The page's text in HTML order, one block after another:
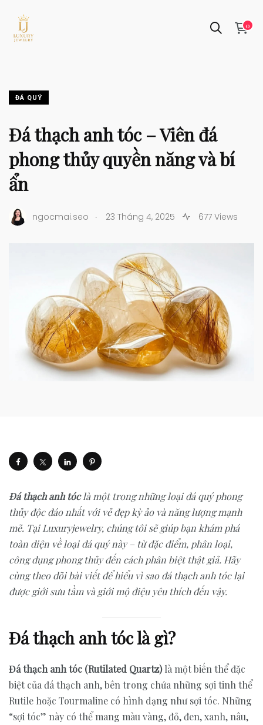
0
ĐÁ QUÝ
Đá thạch anh tóc – Viên đá
phong thủy quyền năng và bí
ẩn
ngocmai.seo . 23 Tháng 4, 2025 677 Views
Đá thạch anh tóclà một trong những loại đá quý phong
thủy độc đáo nhất với vẻ đẹp kỳ ảo và năng lượng mạnh
mẽ. Tại Luxuryjewelry, chúng tôi sẽ giúp bạn khám phá
toàn diện về loại đá quý này – từ đặc điểm, phân loại,
công dụng phong thủy đến cách phân biệt thật giả. Hãy
cùng theo dõi bài viết để hiểu vì sao đá thạch anh tóc lại
được giới sưu tầm và giới mộ điệu yêu thích đến vậy.
Đá thạch anh tóc là gì?
Đá thạch anh tóc (Rutilated Quartz)là một biến thể đặc
biệt của đá thạch anh, bên trong chứa những sợi tinh thể
Rutile hoặc Tourmaline có hình dạng như sợi tóc. Những
“sợi tóc” này có thể mang màu vàng, đỏ, đen, xanh, nâu,